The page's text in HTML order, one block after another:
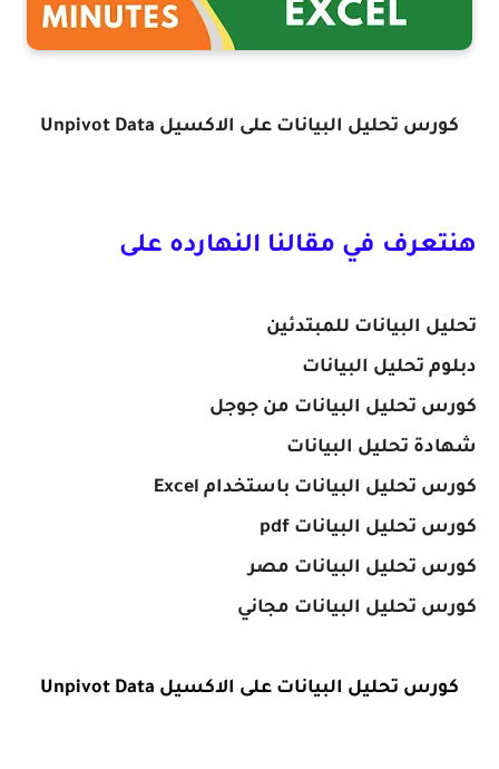
كورس تحليل البيانات على الاكسيل Unpivot Data
هنتعرف في مقالنا النهارده على
تحليل البيانات للمبتدئين
دبلوم تحليل البيانات
كورس تحليل البيانات من جوجل
شهادة تحليل البيانات
كورس تحليل البيانات باستخدام Excel
كورس تحليل البيانات pdf
كورس تحليل البيانات مصر
كورس تحليل البيانات مجاني
كورس تحليل البيانات على الاكسيل Unpivot Data